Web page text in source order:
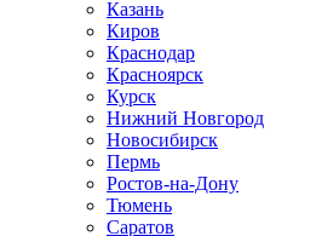
Казань
Киров
Краснодар
Красноярск
Курск
Нижний Новгород
Новосибирск
Пермь
Ростов-на-Дону
Тюмень
Саратов